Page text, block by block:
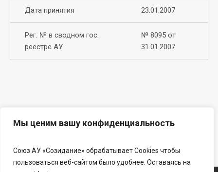
Мы ценим вашу конфиденциальность
Союз АУ «Созидание» обрабатывает Cookies чтобы
пользоваться веб-сайтом было удобнее. Оставаясь на
Дата принятия 23.01.2007
Рег. № в сводном гос.
реестре АУ
№ 8095 от
31.01.2007